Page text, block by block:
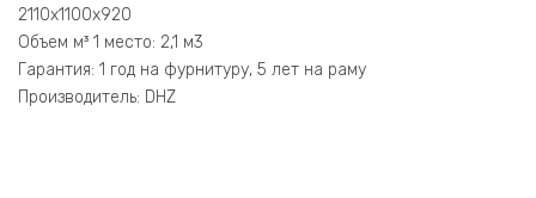
2110х1100х920
Объем м³ 1 место: 2,1 м3
Гарантия: 1 год на фурнитуру, 5 лет на раму
Производитель: DHZ